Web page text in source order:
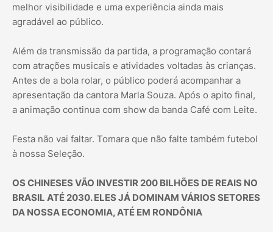
melhor visibilidade e uma experiência ainda mais
agradável ao público.
Além da transmissão da partida, a programação contará
com atrações musicais e atividades voltadas às crianças.
Antes de a bola rolar, o público poderá acompanhar a
apresentação da cantora Marla Souza. Após o apito final,
a animação continua com show da banda Café com Leite.
Festa não vai faltar. Tomara que não falte também futebol
à nossa Seleção.
OS CHINESES VÃO INVESTIR 200 BILHÕES DE REAIS NO
BRASIL ATÉ 2030. ELES JÁ DOMINAM VÁRIOS SETORES
DA NOSSA ECONOMIA, ATÉ EM RONDÔNIA